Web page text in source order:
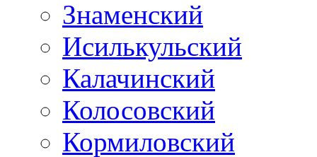
Знаменский
Исилькульский
Калачинский
Колосовский
Кормиловский